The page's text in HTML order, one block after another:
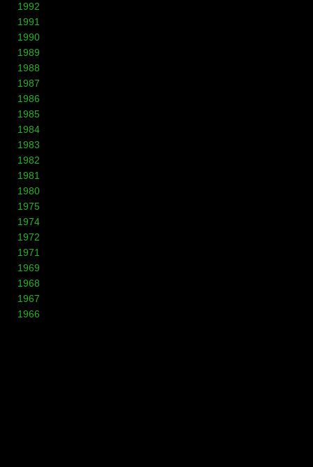
1992
1991
1990
1989
1988
1987
1986
1985
1984
1983
1982
1981
1980
1975
1974
1972
1971
1969
1968
1967
1966